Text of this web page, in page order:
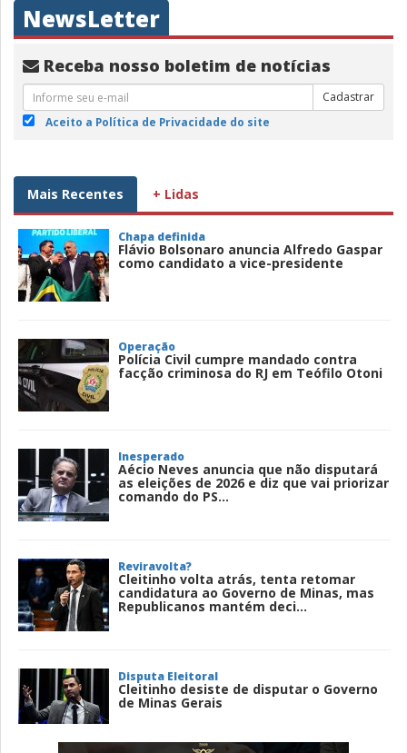
NewsLetter
Receba nosso boletim de notícias
Cadastrar
Aceito a Política de Privacidade do site
Mais Recentes + Lidas
Chapa definida
Flávio Bolsonaro anuncia Alfredo Gaspar
como candidato a vice-presidente
Operação
Polícia Civil cumpre mandado contra
facção criminosa do RJ em Teófilo Otoni
Inesperado
Aécio Neves anuncia que não disputará
as eleições de 2026 e diz que vai priorizar
comando do PS...
Reviravolta?
Cleitinho volta atrás, tenta retomar
candidatura ao Governo de Minas, mas
Republicanos mantém deci...
Disputa Eleitoral
Cleitinho desiste de disputar o Governo
de Minas Gerais